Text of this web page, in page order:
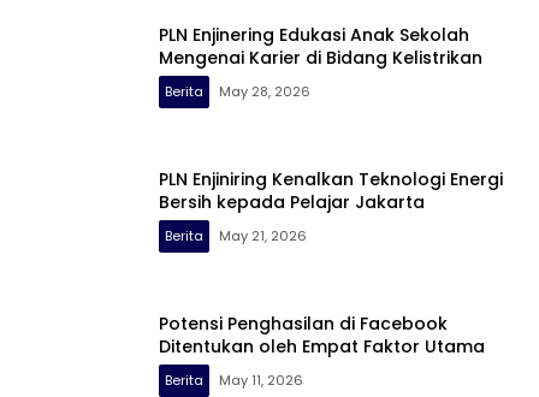
PLN Enjinering Edukasi Anak Sekolah
Mengenai Karier di Bidang Kelistrikan
Berita May 28, 2026
PLN Enjiniring Kenalkan Teknologi Energi
Bersih kepada Pelajar Jakarta
Berita May 21, 2026
Potensi Penghasilan di Facebook
Ditentukan oleh Empat Faktor Utama
Berita May 11, 2026